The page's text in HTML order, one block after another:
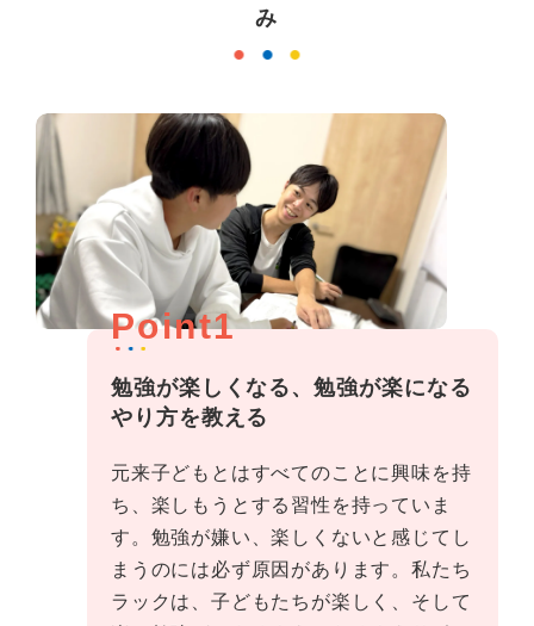
み
Point1
勉強が楽しくなる、勉強が楽になる
やり方を教える
元来子どもとはすべてのことに興味を持
ち、楽しもうとする習性を持っていま
す。勉強が嫌い、楽しくないと感じてし
まうのには必ず原因があります。私たち
ラックは、子どもたちが楽しく、そして